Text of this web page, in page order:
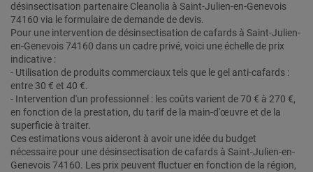
désinsectisation partenaire Cleanolia à Saint-Julien-en-Genevois
74160 via le formulaire de demande de devis.
Pour une intervention de désinsectisation de cafards à Saint-Julien-
en-Genevois 74160 dans un cadre privé, voici une échelle de prix
indicative :
- Utilisation de produits commerciaux tels que le gel anti-cafards :
entre 30 € et 40 €.
- Intervention d'un professionnel : les coûts varient de 70 € à 270 €,
en fonction de la prestation, du tarif de la main-d'œuvre et de la
superficie à traiter.
Ces estimations vous aideront à avoir une idée du budget
nécessaire pour une désinsectisation de cafards à Saint-Julien-en-
Genevois 74160. Les prix peuvent fluctuer en fonction de la région,